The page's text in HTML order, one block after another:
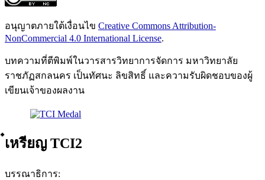
อนุญาตภายใต้เงื่อนไข Creative Commons Attribution-
NonCommercial 4.0 International License.
บทความที่ตีพิมพ์ในวารสารวิทยาการจัดการ มหาวิทยาลัย
ราชภัฏสกลนคร เป็นทัศนะ ลิขสิทธิ์ และความรับผิดชอบของผู้
เขียนเจ้าของผลงาน
๋เหรียญ TCI2
บรรณาธิการ: